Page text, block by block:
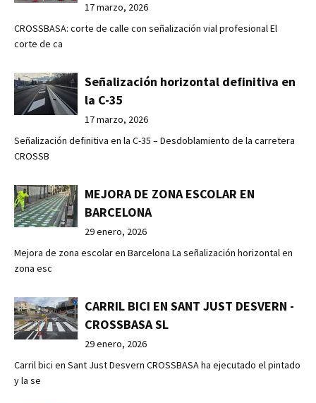
17 marzo, 2026
CROSSBASA: corte de calle con señalización vial profesional El
corte de ca
Señalización horizontal definitiva en
la C-35
17 marzo, 2026
Señalización definitiva en la C-35 – Desdoblamiento de la carretera
CROSSB
MEJORA DE ZONA ESCOLAR EN
BARCELONA
29 enero, 2026
Mejora de zona escolar en Barcelona La señalización horizontal en
zona esc
CARRIL BICI EN SANT JUST DESVERN -
CROSSBASA SL
29 enero, 2026
Carril bici en Sant Just Desvern CROSSBASA ha ejecutado el pintado
y la se